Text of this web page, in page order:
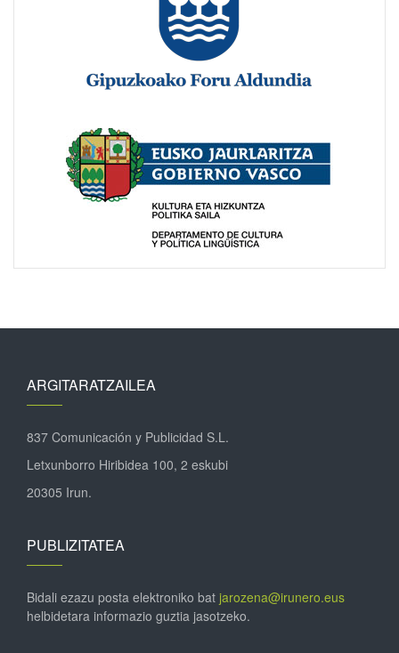
ARGITARATZAILEA
837 Comunicación y Publicidad S.L.
Letxunborro Hiribidea 100, 2 eskubi
20305 Irun.
PUBLIZITATEA
Bidali ezazu posta elektroniko bat jarozena@irunero.eus
helbidetara informazio guztia jasotzeko.